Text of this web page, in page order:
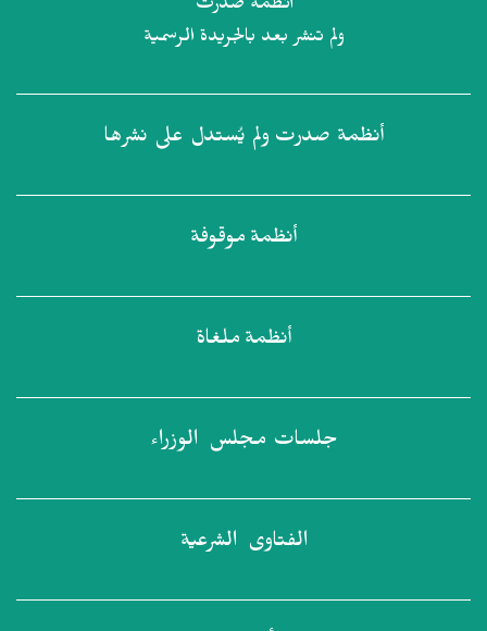
أنظمة صدرت
ولم تنشر بعد بالجريدة الرسمية
أنظمة صدرت ولم يُستدل على نشرها
أنظمة موقوفة
أنظمة ملغاة
جلسات مجلس الوزراء
الفتاوى الشرعية